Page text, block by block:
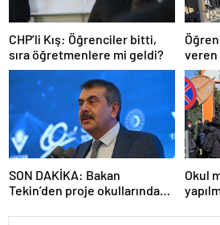
CHP’li Kış: Öğrenciler bitti,
sıra öğretmenlere mi geldi?
veren
SON DAKİKA: Bakan
Tekin’den proje okullarındaki
Okul